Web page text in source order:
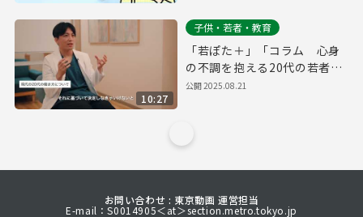
10:27
子供・若者・教育
「若ぽた＋」「コラム 心身
の不調を抱える20代の若者に
向けて」（早稲田メンタルク
公開2025.08.21
お問い合わせ : 東京動画 運営担当
E-mail：S0014905＜at＞section.metro.tokyo.jp